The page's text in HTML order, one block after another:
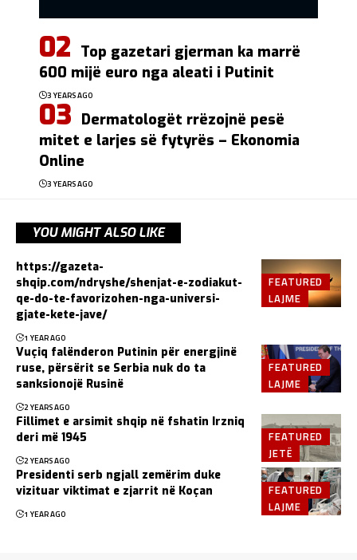
Top gazetari gjerman ka marrë
600 mijë euro nga aleati i Putinit
3 YEARS AGO
Dermatologët rrëzojnë pesë
mitet e larjes së fytyrës – Ekonomia
Online
3 YEARS AGO
YOU MIGHT ALSO LIKE
FEATURED
LAJME
https://gazeta-
shqip.com/ndryshe/shenjat-e-zodiakut-
qe-do-te-favorizohen-nga-universi-
gjate-kete-jave/
1 YEAR AGO
FEATURED
LAJME
Vuçiq falënderon Putinin për energjinë
ruse, përsërit se Serbia nuk do ta
sanksionojë Rusinë
2 YEARS AGO
FEATURED
JETË
Fillimet e arsimit shqip në fshatin Irzniq
deri më 1945
2 YEARS AGO
FEATURED
LAJME
Presidenti serb ngjall zemërim duke
vizituar viktimat e zjarrit në Koçan
1 YEAR AGO